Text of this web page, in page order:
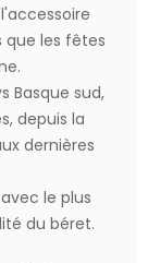
que les fêtes
Basque sud,
depuis la
dernières
le plus
du béret.